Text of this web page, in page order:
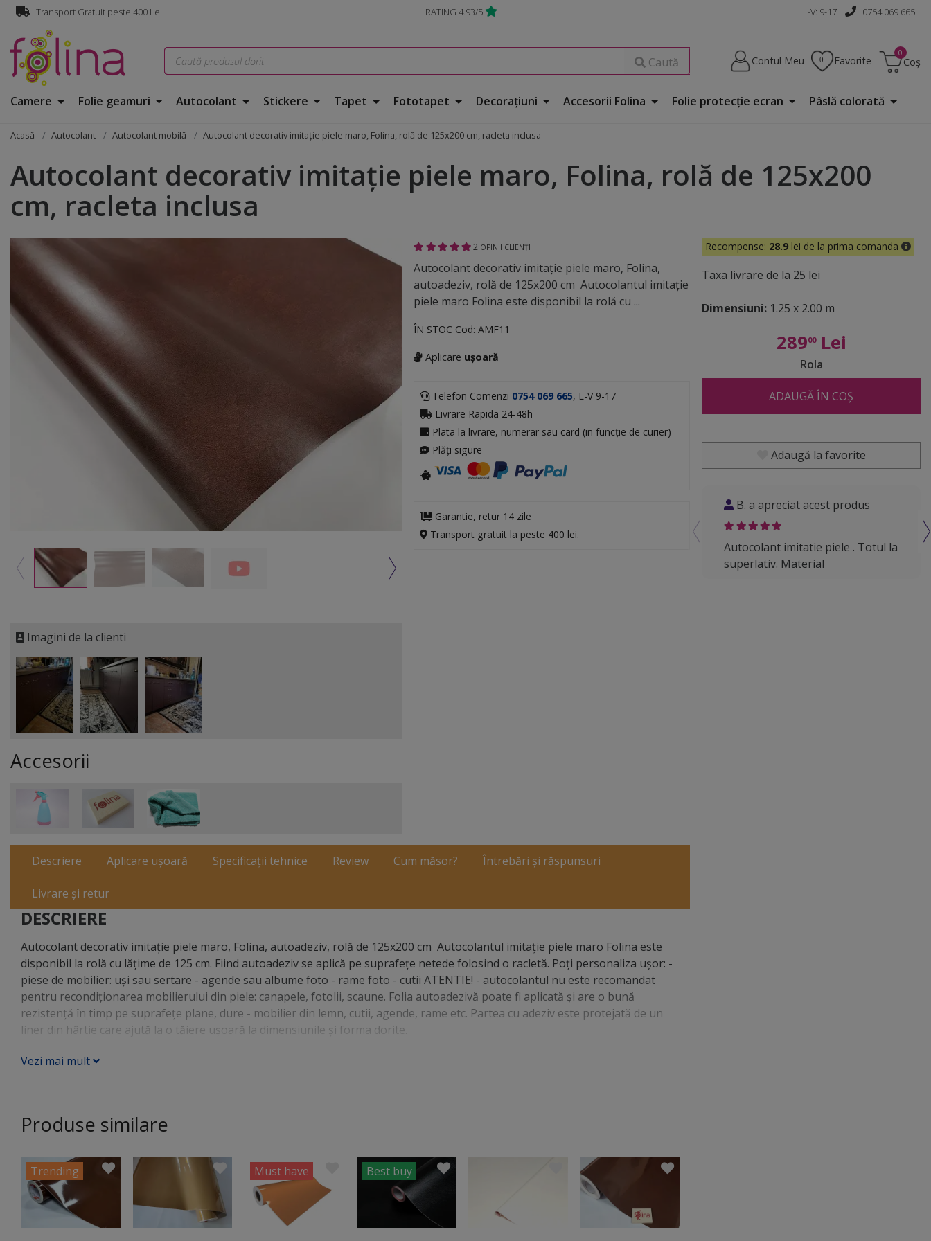
Transport Gratuit peste 400 Lei RATING 4.93/5 L-V: 9-17 0754 069 665
Caută Contul Meu Favorite Coș
Camere Folie geamuri Autocolant Stickere Tapet Fototapet Decorațiuni Accesorii Folina Folie protecţie ecran Pâslă colorată
Acasă Autocolant Autocolant mobilă Autocolant decorativ imitaţie piele maro, Folina, rolă de 125x200 cm, racleta inclusa
Autocolant decorativ imitaţie piele maro, Folina, rolă de 125x200
cm, racleta inclusa
Imagini de la clienti
Accesorii
2 OPINII CLIENȚI
Autocolant decorativ imitaţie piele maro, Folina,
autoadeziv, rolă de 125x200 cm Autocolantul imitaţie
piele maro Folina este disponibil la rolă cu ...
ÎN STOC Cod: AMF11
Aplicare ușoară
Telefon Comenzi 0754 069 665, L-V 9-17
Livrare Rapida 24-48h
Plata la livrare, numerar sau card (in funcție de curier)
Plăți sigure
Garantie, retur 14 zile
Transport gratuit la peste 400 lei.
Descriere Aplicare ușoară Specificații tehnice Review Cum măsor? Întrebări și răspunsuri
Livrare și retur
DESCRIERE
Autocolant decorativ imitaţie piele maro, Folina, autoadeziv, rolă de 125x200 cm Autocolantul imitaţie piele maro Folina este
disponibil la rolă cu lăţime de 125 cm. Fiind autoadeziv se aplică pe suprafeţe netede folosind o racletă. Poţi personaliza uşor: -
piese de mobilier: uşi sau sertare - agende sau albume foto - rame foto - cutii ATENTIE! - autocolantul nu este recomandat
pentru recondiţionarea mobilierului din piele: canapele, fotolii, scaune. Folia autoadezivă poate fi aplicată şi are o bună
rezistenţă în timp pe suprafeţe plane, dure - mobilier din lemn, cutii, agende, rame etc. Partea cu adeziv este protejată de un
liner din hârtie care ajută la o tăiere uşoară la dimensiunile şi forma dorite.
Vezi mai mult
Produse similare
Trending Must have Best buy
Recompense: 28.9 lei de la prima comanda
Taxa livrare de la 25 lei
Dimensiuni: 1.25 x 2.00 m
28900Lei
Rola
ADAUGĂ ÎN COȘ
Adaugă la favorite
B. a apreciat acest produs
Autocolant imitatie piele . Totul la
superlativ. Material